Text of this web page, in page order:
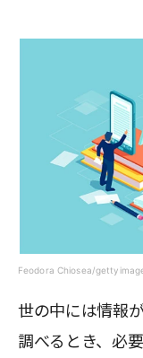
Feodora Chiosea/
世の中には情報
調べるとき、必